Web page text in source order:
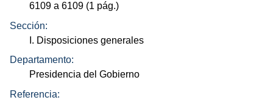
6109 a 6109 (1 pág.)
Sección:
I. Disposiciones generales
Departamento:
Presidencia del Gobierno
Referencia: